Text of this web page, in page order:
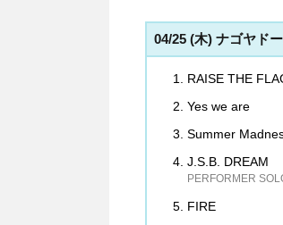
04/25 (木) ナゴヤド
RAISE THE
Yes we are
Summer
J.S.B. DREAM
PERFORMER
FIRE